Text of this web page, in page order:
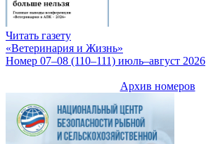
Читать газету
«Ветеринария и Жизнь»
Номер 07–08 (110–111) июль–август 2026
Архив номеров